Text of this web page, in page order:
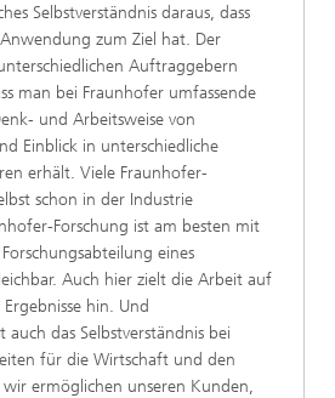
Selbstverständnis daraus, dass
zum Ziel hat. Der
Auftraggebern
man bei Fraunhofer umfassende
und Arbeitsweise von
Einblick in unterschiedliche
erhält. Viele Fraunhofer-
schon in der Industrie
Forschung ist am besten mit
eines
Auch hier zielt die Arbeit auf
hin. Und
auch das Selbstverständnis bei
für die Wirtschaft und den
ermöglichen unseren Kunden,